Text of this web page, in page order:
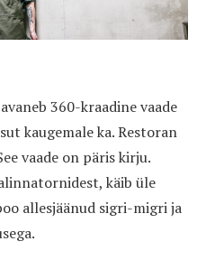
360-kraadine vaade
kaugemale ka. Restoran
vaade on päris kirju.
käib üle
allesjäänud sigri-migri ja